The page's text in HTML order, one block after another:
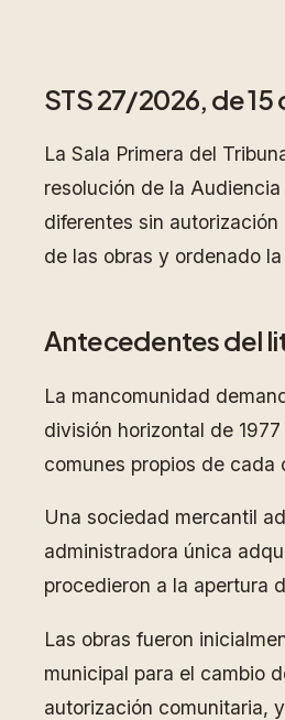
STS 27/2026, de 15
La Sala Primera del
resolución de la
diferentes sin
de las obras y ordenado
Antecedentes del
La mancomunidad
división horizontal de
comunes propios de
Una sociedad mercantil
administradora única
procedieron a la apertura
Las obras fueron
municipal para el cambio
autorización comunitaria,